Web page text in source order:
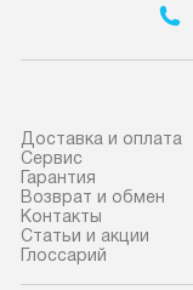
Доставка и оплата
Сервис
Гарантия
Возврат и обмен
Контакты
Статьи и акции
Глоссарий